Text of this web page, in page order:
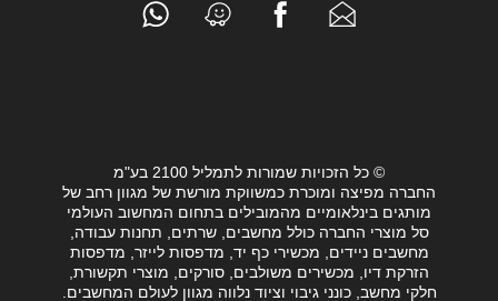
© כל הזכויות שמורות לתמליל 2100 בע"מ
החברה מפיצה ומוכרת כמשווקת מורשת של מגוון רחב של
מותגים בינלאומיים מהמובילים בתחום המחשוב העולמי
סל מוצרי החברה כולל מחשבים, שרתים, תחנות עבודה,
מחשבים ניידים, מכשירי כף יד, מדפסות לייזר, מדפסות
הזרקת דיו, מכשירים משולבים, סורקים, מוצרי תקשורת,
חלקי מחשב, כונני גיבוי וציוד נלווה מגוון לעולם המחשבים.